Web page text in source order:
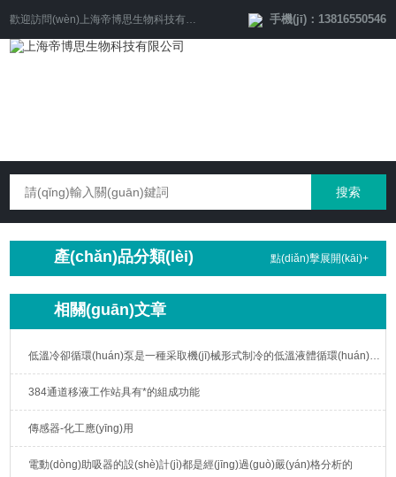
歡迎訪問(wèn) 上海帝博思生物科技有限公司 網(wǎng)站！手機(jī)：13816550546
產(chǎn)品分類(lèi) 點(diǎn)擊展開(kāi)+
相關(guān)文章
低溫冷卻循環(huán)泵是一種采取機(jī)械形式制冷的低溫液體循環(huán)設(shè)備
384通道移液工作站具有*的組成功能
傳感器-化工應(yīng)用
電動(dòng)助吸器的設(shè)計(jì)都是經(jīng)過(guò)嚴(yán)格分析的